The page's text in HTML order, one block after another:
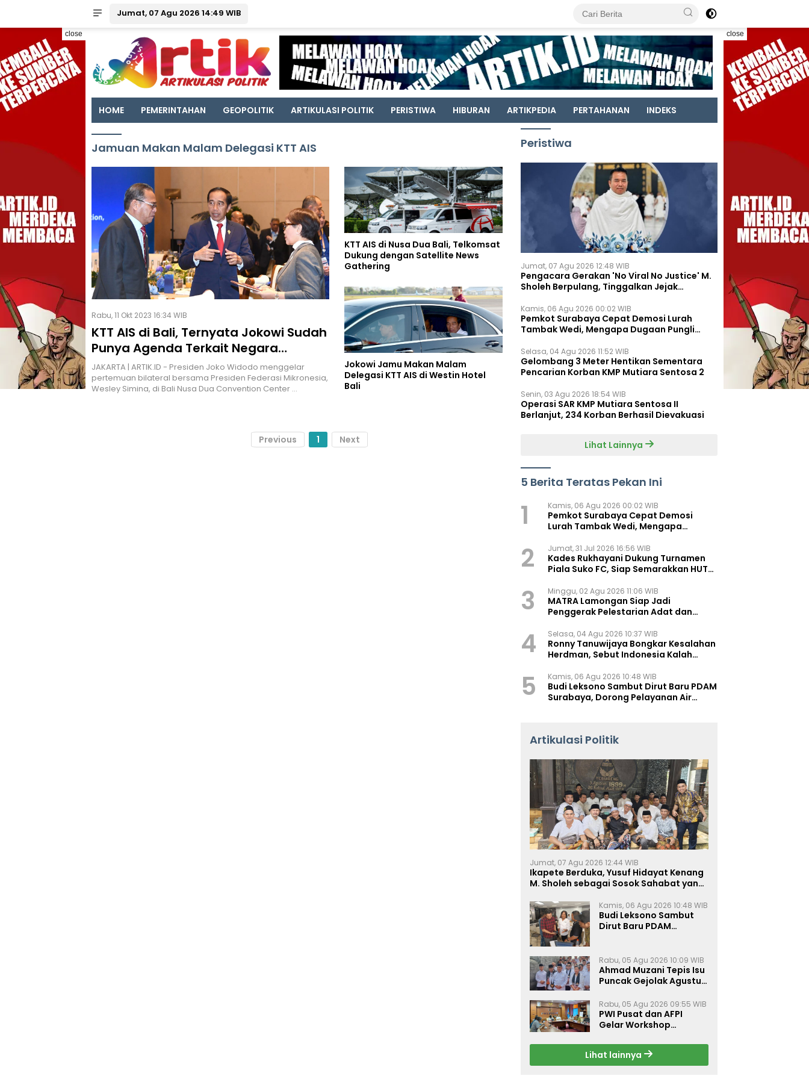
Jumat, 07 Agu 2026 14:49 WIB
close close
HOME PEMERINTAHAN GEOPOLITIK ARTIKULASI POLITIK PERISTIWA HIBURAN ARTIKPEDIA PERTAHANAN INDEKS
Jamuan Makan Malam Delegasi KTT AIS
Rabu, 11 Okt 2023 16:34 WIB
KTT AIS di Bali, Ternyata Jokowi Sudah
Punya Agenda Terkait Negara
Kepulauan
JAKARTA | ARTIK.ID - Presiden Joko Widodo menggelar
pertemuan bilateral bersama Presiden Federasi Mikronesia,
Wesley Simina, di Bali Nusa Dua Convention Center …
KTT AIS di Nusa Dua Bali, Telkomsat
Dukung dengan Satellite News
Gathering
Jokowi Jamu Makan Malam
Delegasi KTT AIS di Westin Hotel
Bali
Previous 1 Next
Peristiwa
Jumat, 07 Agu 2026 12:48 WIB
Pengacara Gerakan 'No Viral No Justice' M.
Sholeh Berpulang, Tinggalkan Jejak
Kamis, 06 Agu 2026 00:02 WIB
Pemkot Surabaya Cepat Demosi Lurah
Tambak Wedi, Mengapa Dugaan Pungli
Selasa, 04 Agu 2026 11:52 WIB
Gelombang 3 Meter Hentikan Sementara
Pencarian Korban KMP Mutiara Sentosa 2
Senin, 03 Agu 2026 18:54 WIB
Operasi SAR KMP Mutiara Sentosa II
Berlanjut, 234 Korban Berhasil Dievakuasi
Lihat Lainnya
5 Berita Teratas Pekan Ini
1 Kamis, 06 Agu 2026 00:02 WIB
Pemkot Surabaya Cepat Demosi
Lurah Tambak Wedi, Mengapa
2 Jumat, 31 Jul 2026 16:56 WIB
Kades Rukhayani Dukung Turnamen
Piala Suko FC, Siap Semarakkan HUT
3 Minggu, 02 Agu 2026 11:06 WIB
MATRA Lamongan Siap Jadi
Penggerak Pelestarian Adat dan
4 Selasa, 04 Agu 2026 10:37 WIB
Ronny Tanuwijaya Bongkar Kesalahan
Herdman, Sebut Indonesia Kalah
5 Kamis, 06 Agu 2026 10:48 WIB
Budi Leksono Sambut Dirut Baru PDAM
Surabaya, Dorong Pelayanan Air
Artikulasi Politik
Jumat, 07 Agu 2026 12:44 WIB
Ikapete Berduka, Yusuf Hidayat Kenang
M. Sholeh sebagai Sosok Sahabat yang
Kamis, 06 Agu 2026 10:48 WIB
Budi Leksono Sambut
Dirut Baru PDAM
Makin Prima
Rabu, 05 Agu 2026 10:09 WIB
Ahmad Muzani Tepis Isu
Puncak Gejolak Agustus
Perkuat Persatuan
Rabu, 05 Agu 2026 09:55 WIB
PWI Pusat dan AFPI
Gelar Workshop
Inklusi Keuangan, dan
Perlindungan Publik
Lihat lainnya